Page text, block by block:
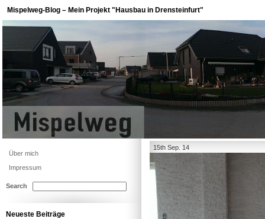
Mispelweg-Blog – Mein Projekt "Hausbau in Drensteinfurt"
15th Sep. 14
Über mich
Impressum
Search
Neueste Beiträge